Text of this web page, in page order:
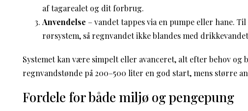
af tagarealet og dit forbrug.
Anvendelse – vandet tappes via en pumpe eller hane.
rørsystem, så regnvandet ikke blandes med
Systemet kan være simpelt eller avanceret, alt efter behov og
regnvandstønde på 200–500 liter en god start, mens større
Fordele for både miljø og pengepung